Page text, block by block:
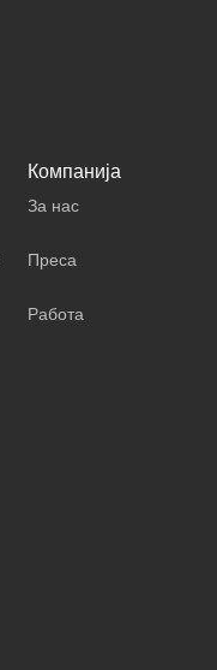
Компанија
За нас
Преса
Работа